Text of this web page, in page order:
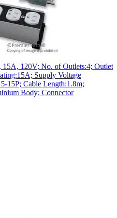
120V; No. of Outlets:4; Outlet
Supply Voltage
15P; Cable Length:1.8m;
Body; Connector